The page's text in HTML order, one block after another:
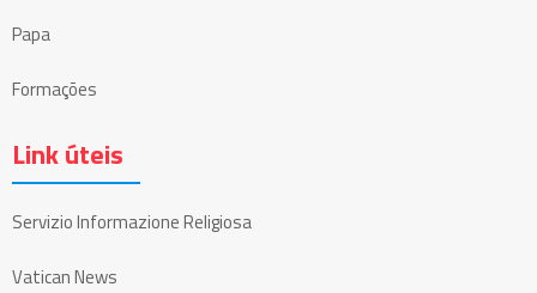
Papa
Formações
Link úteis
Servizio Informazione Religiosa
Vatican News